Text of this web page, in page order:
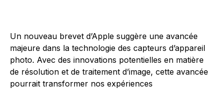
Un nouveau brevet d’Apple suggère une avancée
majeure dans la technologie des capteurs d’appareil
photo. Avec des innovations potentielles en matière
de résolution et de traitement d’image, cette avancée
pourrait transformer nos expériences